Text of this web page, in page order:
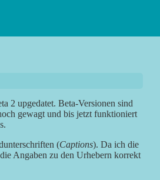
2 upgedatet. Beta-Versionen sind
gewagt und bis jetzt funktioniert
(Captions). Da ich die
Angaben zu den Urhebern korrekt